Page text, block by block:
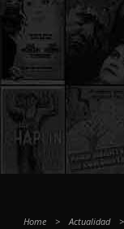
Home > Actualidad >